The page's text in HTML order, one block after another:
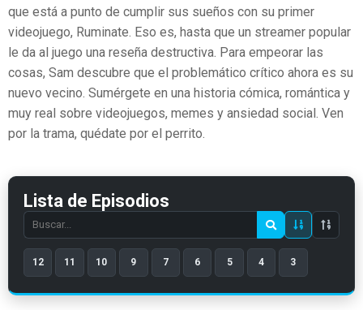
que está a punto de cumplir sus sueños con su primer
videojuego, Ruminate. Eso es, hasta que un streamer popular
le da al juego una reseña destructiva. Para empeorar las
cosas, Sam descubre que el problemático crítico ahora es su
nuevo vecino. Sumérgete en una historia cómica, romántica y
muy real sobre videojuegos, memes y ansiedad social. Ven
por la trama, quédate por el perrito.
Lista de Episodios
Search
episode
number
12 11 10 9 7 6 5 4 3